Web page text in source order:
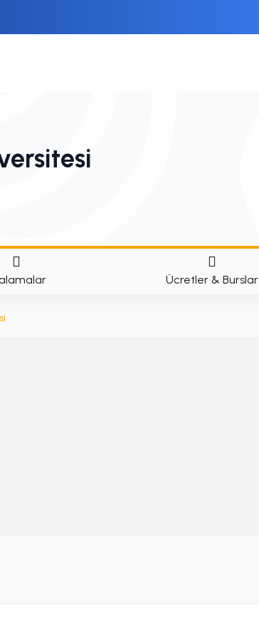
Ücretler & Burslar